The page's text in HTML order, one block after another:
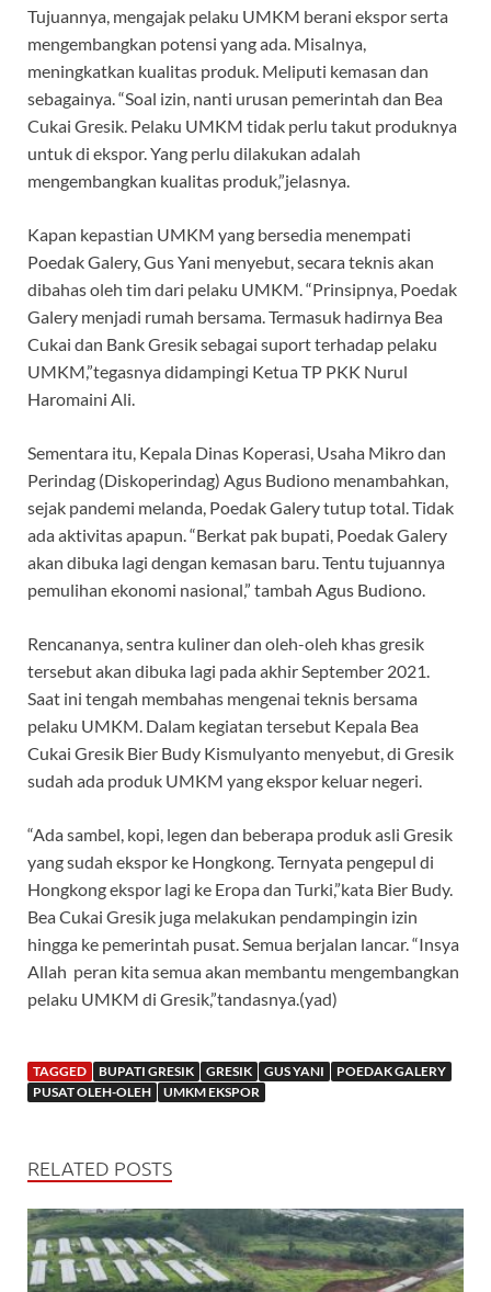
Tujuannya, mengajak pelaku UMKM berani ekspor serta
mengembangkan potensi yang ada. Misalnya,
meningkatkan kualitas produk. Meliputi kemasan dan
sebagainya. “Soal izin, nanti urusan pemerintah dan Bea
Cukai Gresik. Pelaku UMKM tidak perlu takut produknya
untuk di ekspor. Yang perlu dilakukan adalah
mengembangkan kualitas produk,”jelasnya.
Kapan kepastian UMKM yang bersedia menempati
Poedak Galery, Gus Yani menyebut, secara teknis akan
dibahas oleh tim dari pelaku UMKM. “Prinsipnya, Poedak
Galery menjadi rumah bersama. Termasuk hadirnya Bea
Cukai dan Bank Gresik sebagai suport terhadap pelaku
UMKM,”tegasnya didampingi Ketua TP PKK Nurul
Haromaini Ali.
Sementara itu, Kepala Dinas Koperasi, Usaha Mikro dan
Perindag (Diskoperindag) Agus Budiono menambahkan,
sejak pandemi melanda, Poedak Galery tutup total. Tidak
ada aktivitas apapun. “Berkat pak bupati, Poedak Galery
akan dibuka lagi dengan kemasan baru. Tentu tujuannya
pemulihan ekonomi nasional,” tambah Agus Budiono.
Rencananya, sentra kuliner dan oleh-oleh khas gresik
tersebut akan dibuka lagi pada akhir September 2021.
Saat ini tengah membahas mengenai teknis bersama
pelaku UMKM. Dalam kegiatan tersebut Kepala Bea
Cukai Gresik Bier Budy Kismulyanto menyebut, di Gresik
sudah ada produk UMKM yang ekspor keluar negeri.
“Ada sambel, kopi, legen dan beberapa produk asli Gresik
yang sudah ekspor ke Hongkong. Ternyata pengepul di
Hongkong ekspor lagi ke Eropa dan Turki,”kata Bier Budy.
Bea Cukai Gresik juga melakukan pendampingin izin
hingga ke pemerintah pusat. Semua berjalan lancar. “Insya
Allah peran kita semua akan membantu mengembangkan
pelaku UMKM di Gresik,”tandasnya.(yad)
TAGGED BUPATI GRESIK GRESIK GUS YANI
POEDAK GALERY
PUSAT OLEH-OLEH
UMKM EKSPOR
RELATED POSTS